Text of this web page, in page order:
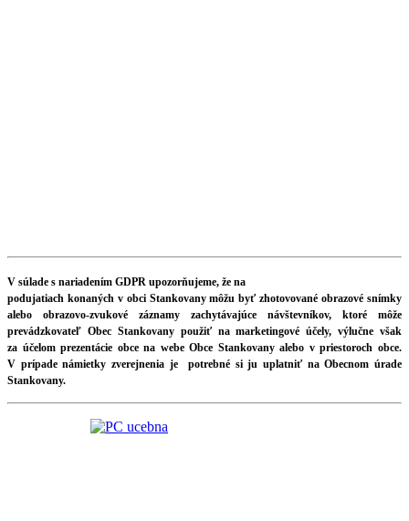
V súlade s nariadením GDPR upozorňujeme, že na
podujatiach konaných v obci Stankovany môžu byť zhotovované obrazové snímky
alebo obrazovo-zvukové záznamy zachytávajúce návštevníkov, ktoré môže
prevádzkovateľ Obec Stankovany použiť na marketingové účely, výlučne však
za účelom prezentácie obce na webe Obce Stankovany alebo v priestoroch obce.
V prípade námietky zverejnenia je potrebné si ju uplatniť na Obecnom úrade
Stankovany.